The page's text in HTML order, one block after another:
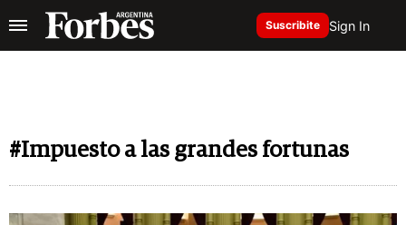
Suscribite Sign In
#Impuesto a las grandes fortunas